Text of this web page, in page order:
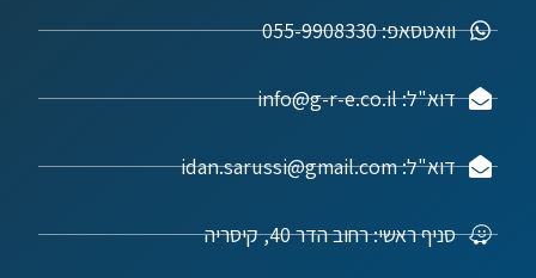
וואטסאפ: 055-9908330
דוא"ל: info@g-r-e.co.il
דוא"ל: idan.sarussi@gmail.com
סניף ראשי: רחוב הדר 40, קיסריה